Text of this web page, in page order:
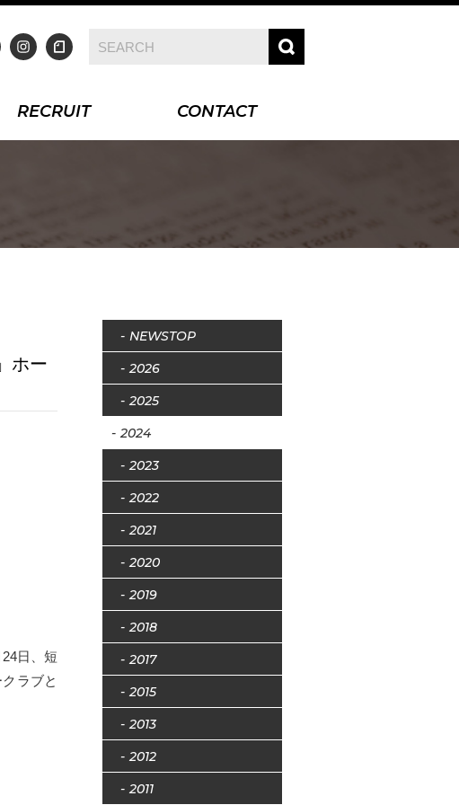
RECRUIT CONTACT
ホー
日、短
ラブと
NEWSTOP
2026
2025
2024
2023
2022
2021
2020
2019
2018
2017
2015
2013
2012
2011